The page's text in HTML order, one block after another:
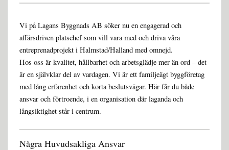
Vi på Lagans Byggnads AB söker nu en engagerad och
affärsdriven platschef som vill vara med och driva våra
entreprenadprojekt i Halmstad/Halland med omnejd.
Hos oss är kvalitet, hållbarhet och arbetsglädje mer än ord – det
är en självklar del av vardagen. Vi är ett familjeägt byggföretag
med lång erfarenhet och korta beslutsvägar. Här får du både
ansvar och förtroende, i en organisation där laganda och
långsiktighet står i centrum.
Några Huvudsakliga Ansvar